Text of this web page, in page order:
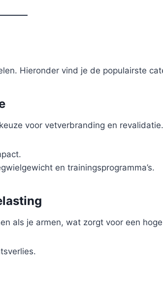
Hieronder vind je de populairste
voor vetverbranding en revalidatie.
en trainingsprogramma’s.
als je armen, wat zorgt voor een